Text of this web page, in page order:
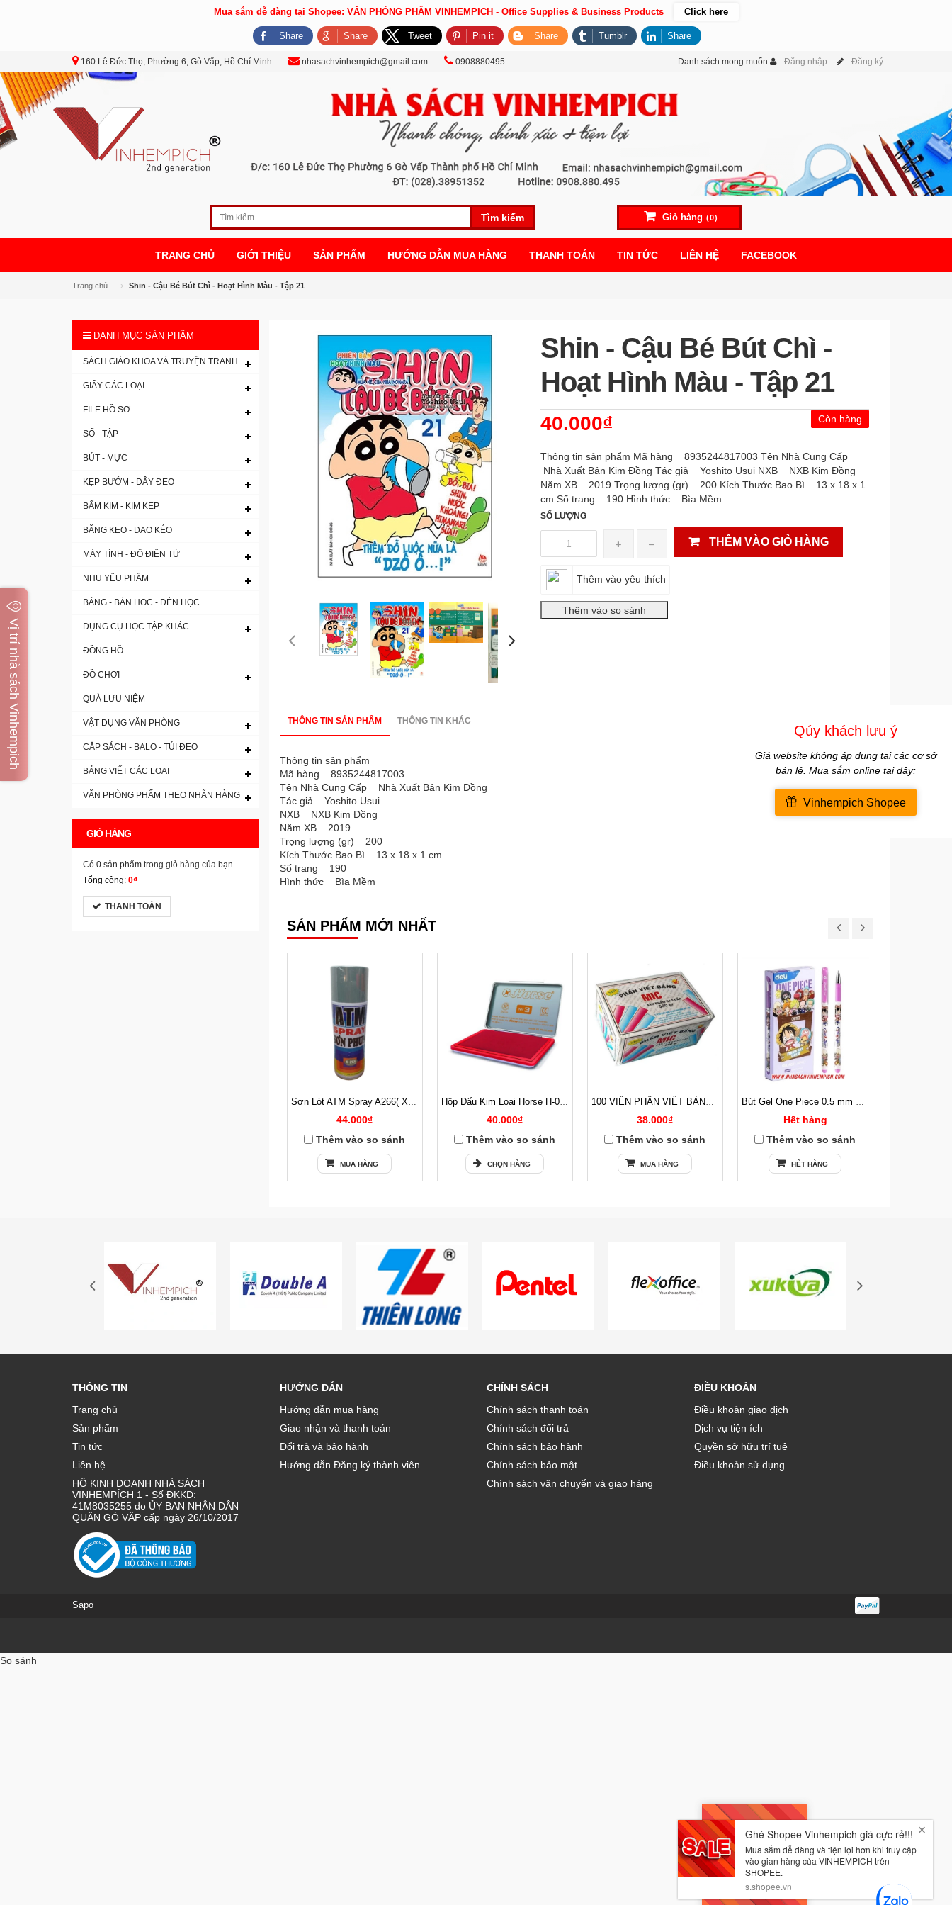
160 Lê Đức Thọ, Phường 6, Gò Vấp, Hồ Chí Minh nhasachvinhempich@gmail.com 0908880495 Danh sách mong muốn Đăng nhập Đăng ký
Tìm kiếm Giỏ hàng (0)
TRANG CHỦ GIỚI THIỆU SẢN PHẨM HƯỚNG DẪN MUA HÀNG THANH TOÁN TIN TỨC LIÊN HỆ FACEBOOK
Trang chủ —› Shin - Cậu Bé Bút Chì - Hoạt Hình Màu - Tập 21
Shin - Cậu Bé Bút Chì -
Hoạt Hình Màu - Tập 21
Còn hàng
40.000₫
Thông tin sản phẩm Mã hàng 8935244817003 Tên Nhà Cung Cấp
Nhà Xuất Bản Kim Đồng Tác giả Yoshito Usui NXB NXB Kim Đồng
Năm XB 2019 Trọng lượng (gr) 200 Kích Thước Bao Bì 13 x 18 x 1
cm Số trang 190 Hình thức Bìa Mềm
SỐ LƯỢNG
THÊM VÀO GIỎ HÀNG
Thêm vào yêu thích
THÔNG TIN SẢN PHẨM THÔNG TIN KHÁC
Thông tin sản phẩm
Mã hàng 8935244817003
Tên Nhà Cung Cấp Nhà Xuất Bản Kim Đồng
Tác giả Yoshito Usui
NXB NXB Kim Đồng
Năm XB 2019
Trọng lượng (gr) 200
Kích Thước Bao Bì 13 x 18 x 1 cm
Số trang 190
Hình thức Bìa Mềm
SẢN PHẨM MỚI NHẤT
Sơn Lót ATM Spray A266( Xám )
44.000₫
Thêm vào so sánh
MUA HÀNG
Hộp Dấu Kim Loại Horse H-03 54x85mm
40.000₫
Thêm vào so sánh
CHỌN HÀNG
100 VIÊN PHẤN VIẾT BẢNG CÓ BỤI
38.000₫
Thêm vào so sánh
MUA HÀNG
Bút Gel One Piece 0.5 mm Deli CG13 Mực Tím
Hết hàng
Thêm vào so sánh
HẾT HÀNG
DANH MỤC SẢN PHẨM
SÁCH GIÁO KHOA VÀ TRUYỆN TRANH
GIẤY CÁC LOẠI
FILE HỒ SƠ
SỔ - TẬP
BÚT - MỰC
KẸP BƯỚM - DÂY ĐEO
BẤM KIM - KIM KẸP
BĂNG KEO - DAO KÉO
MÁY TÍNH - ĐỒ ĐIỆN TỬ
NHU YẾU PHẨM
BẢNG - BÀN HOC - ĐÈN HỌC
DỤNG CỤ HỌC TẬP KHÁC
ĐỒNG HỒ
ĐỒ CHƠI
QUÀ LƯU NIỆM
VẬT DỤNG VĂN PHÒNG
CẶP SÁCH - BALO - TÚI ĐEO
BẢNG VIẾT CÁC LOẠI
VĂN PHÒNG PHẨM THEO NHÃN HÀNG
GIỎ HÀNG
Có 0 sản phẩm trong giỏ hàng của bạn.
Tổng cộng: 0₫
THANH TOÁN
THÔNG TIN
Trang chủ
Sản phẩm
Tin tức
Liên hệ
HỘ KINH DOANH NHÀ SÁCH
VINHEMPÍCH 1 - Số ĐKKD:
41M8035255 do ỦY BAN NHÂN DÂN
QUẬN GÒ VẤP cấp ngày 26/10/2017
HƯỚNG DẪN
Hướng dẫn mua hàng
Giao nhận và thanh toán
Đổi trả và bảo hành
Hướng dẫn Đăng ký thành viên
CHÍNH SÁCH
Chính sách thanh toán
Chính sách đổi trả
Chính sách bảo hành
Chính sách bảo mật
Chính sách vận chuyển và giao hàng
ĐIỀU KHOẢN
Điều khoản giao dịch
Dịch vụ tiện ích
Quyền sở hữu trí tuệ
Điều khoản sử dụng
Sapo
So sánh
Mua sắm dễ dàng tại Shopee: VĂN PHÒNG PHẨM VINHEMPICH - Office Supplies & Business Products Click here
Share Share Tweet Pin it Share Tumblr Share
Vị trí nhà sách Vinhempich